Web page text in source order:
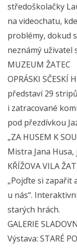
středoškolačky
na videochatu,
problémy, dokud
neznámý uživatel
MUZEUM ŽATEC
OPRÁSKI SČESKÍ
představí 29
i zatracované
pod přezdívkou
„ZA HUSEM K
Mistra Jana
KŘÍŽOVA VILA
„Pojďte si zapařit
u nás“.
starých hrách.
GALERIE
Výstava: STARÉ